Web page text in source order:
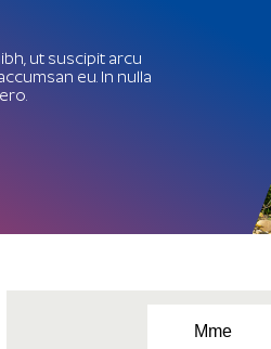
ut suscipit arcu
eu. In nulla
Mme